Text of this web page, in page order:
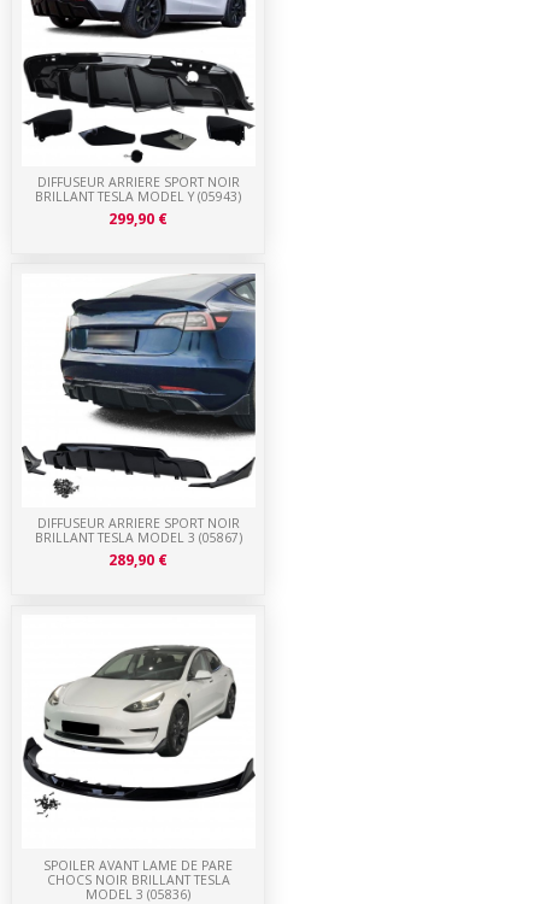
SPOILER AVANT LAME DE PARE
CHOCS NOIR BRILLANT TESLA
MODEL 3 (05836)
DIFFUSEUR ARRIERE SPORT NOIR
BRILLANT TESLA MODEL 3 (05867)
289,90 €
DIFFUSEUR ARRIERE SPORT NOIR
BRILLANT TESLA MODEL Y (05943)
299,90 €